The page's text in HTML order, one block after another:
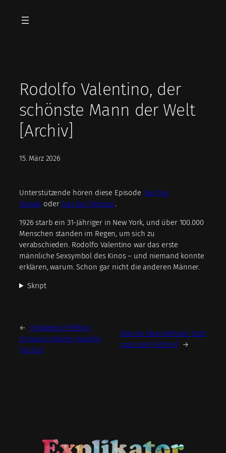
Inhalt
Rodolfo Valentino, der
schönste Mann der Welt
[Archiv]
15. März 2026
Unterstützende hören diese Episode hier bei
Steady oder hier bei Patreon.
1926 starb ein 31-Jähriger in New York, und über 100.000
Menschen standen im Regen, um sich zu
verabschieden. Rodolfo Valentino war das erste
männliche Sexsymbol des Kinos – und niemand konnte
erklären, warum. Schon gar nicht die anderen Männer.
Skript
←
Feldwebel Pfeffers
Einsame-Herzen-Kapelle
[Archiv]
Warum Neandertaler jetzt
cool sind [Archiv]
→